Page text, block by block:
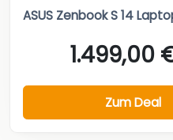
ASUS Zenbook S 14
1.499,00
Zum Deal